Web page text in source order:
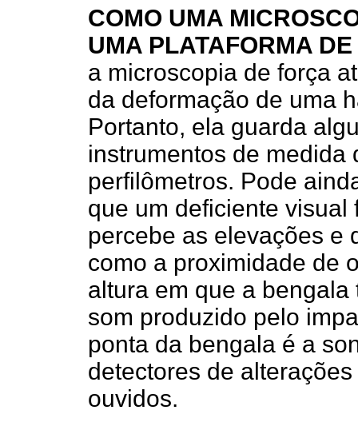
COMO UMA
UMA PLATAFORMA
a microscopia de força
da deformação de uma
Portanto, ela guarda
instrumentos de medida
perfilômetros. Pode
que um deficiente
percebe as elevações e
como a proximidade de
altura em que a
som produzido pelo
ponta da bengala é a
detectores de
ouvidos.